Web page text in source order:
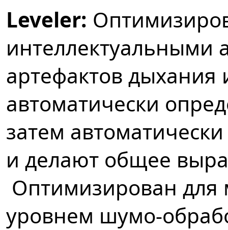
Leveler:
артефактов дыхания
автоматически
затем
и делают общее
Оптимизирован
уровнем шумо-